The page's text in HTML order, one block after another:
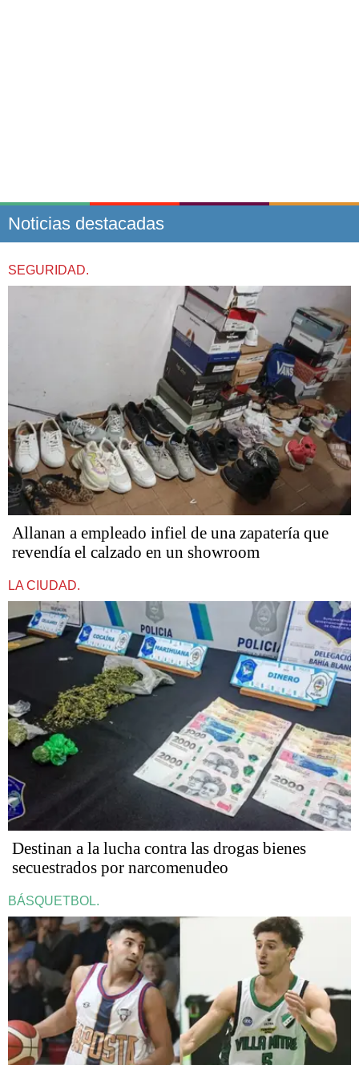
Noticias destacadas
SEGURIDAD.
Allanan a empleado infiel de una zapatería que
revendía el calzado en un showroom
LA CIUDAD.
Destinan a la lucha contra las drogas bienes
secuestrados por narcomenudeo
BÁSQUETBOL.